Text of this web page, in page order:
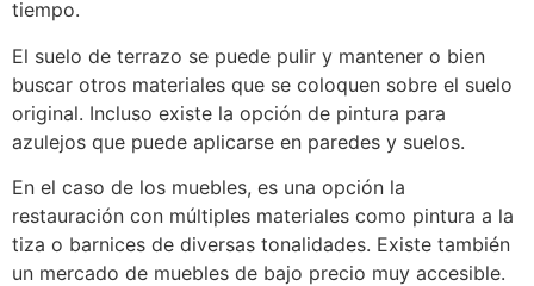
tiempo.
El suelo de terrazo se puede pulir y mantener o bien
buscar otros materiales que se coloquen sobre el suelo
original. Incluso existe la opción de pintura para
azulejos que puede aplicarse en paredes y suelos.
En el caso de los muebles, es una opción la
restauración con múltiples materiales como pintura a la
tiza o barnices de diversas tonalidades. Existe también
un mercado de muebles de bajo precio muy accesible.